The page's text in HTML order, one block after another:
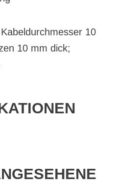
10
10 mm dick;